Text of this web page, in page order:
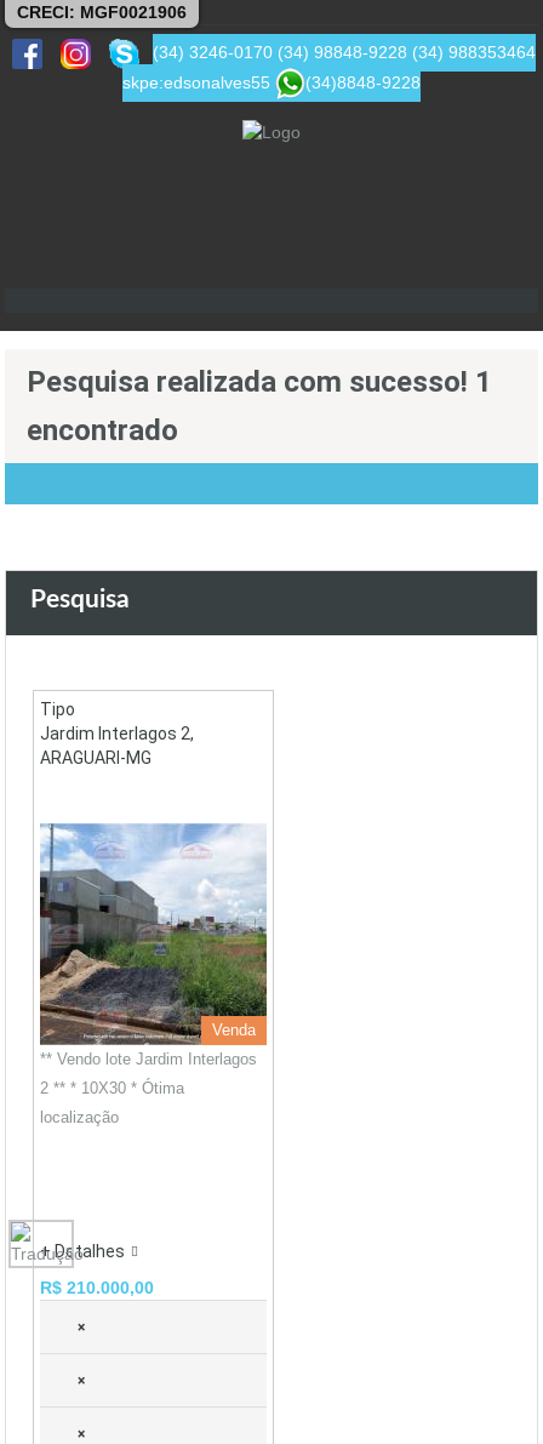
CRECI: MGF0021906
(34) 3246-0170 (34) 98848-9228 (34) 988353464
skpe:edsonalves55
(34)8848-9228
Pesquisa realizada com sucesso! 1
encontrado
Pesquisa
Tipo
Jardim Interlagos 2,
ARAGUARI-MG
Venda
** Vendo lote Jardim Interlagos
2 ** * 10X30 * Ótima
localização
+ Detalhes
R$ 210.000,00
×
×
×